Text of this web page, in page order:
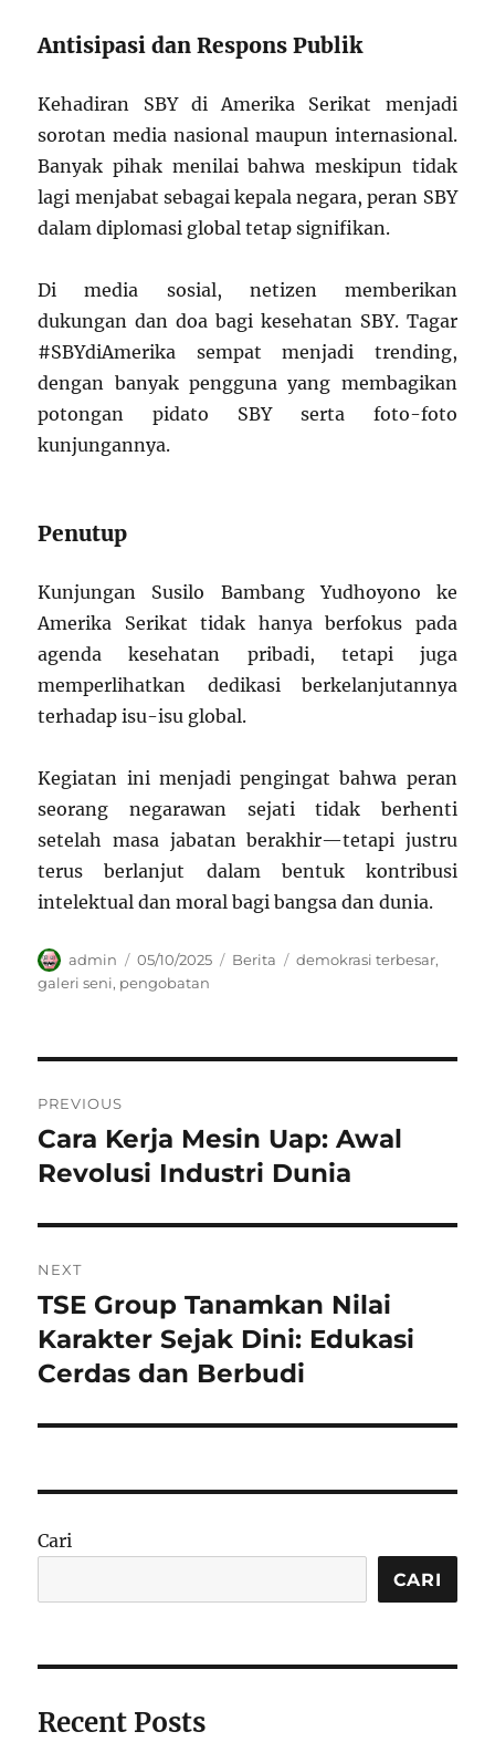
Antisipasi dan Respons Publik
Kehadiran SBY di Amerika Serikat menjadi
sorotan media nasional maupun internasional.
Banyak pihak menilai bahwa meskipun tidak
lagi menjabat sebagai kepala negara, peran SBY
dalam diplomasi global tetap signifikan.
Di media sosial, netizen memberikan
dukungan dan doa bagi kesehatan SBY. Tagar
#SBYdiAmerika sempat menjadi trending,
dengan banyak pengguna yang membagikan
potongan pidato SBY serta foto-foto
kunjungannya.
Penutup
Kunjungan Susilo Bambang Yudhoyono ke
Amerika Serikat tidak hanya berfokus pada
agenda kesehatan pribadi, tetapi juga
memperlihatkan dedikasi berkelanjutannya
terhadap isu-isu global.
Kegiatan ini menjadi pengingat bahwa peran
seorang negarawan sejati tidak berhenti
setelah masa jabatan berakhir—tetapi justru
terus berlanjut dalam bentuk kontribusi
intelektual dan moral bagi bangsa dan dunia.
Author
admin
Posted
on
05/10/2025 Categories
Berita Tags
demokrasi terbesar,
galeri seni, pengobatan
pos
PREVIOUS
Previous
post:
Cara Kerja Mesin Uap: Awal
Revolusi Industri Dunia
NEXT
Next
post:
TSE Group Tanamkan Nilai
Karakter Sejak Dini: Edukasi
Cerdas dan Berbudi
Cari
CARI
Recent Posts